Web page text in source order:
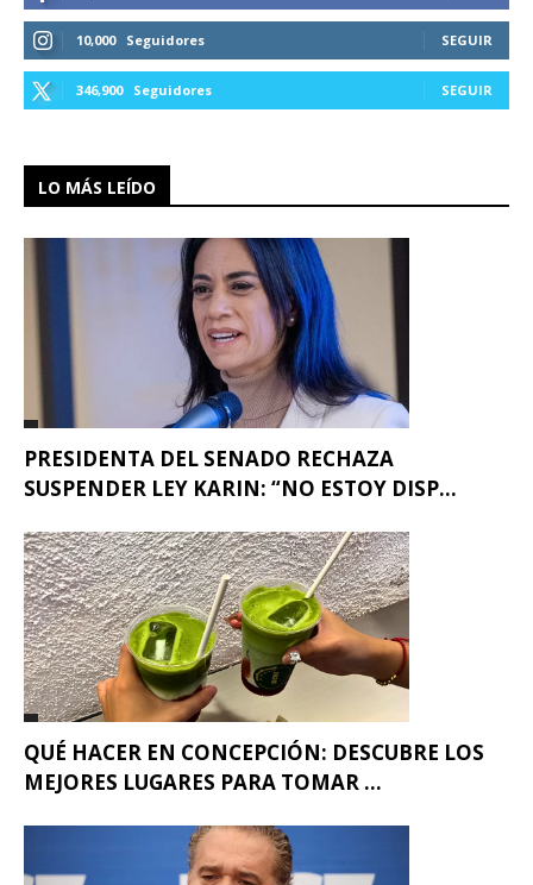
10,000 Seguidores SEGUIR
346,900 Seguidores SEGUIR
LO MÁS LEÍDO
PRESIDENTA DEL SENADO RECHAZA
SUSPENDER LEY KARIN: “NO ESTOY DISP...
QUÉ HACER EN CONCEPCIÓN: DESCUBRE LOS
MEJORES LUGARES PARA TOMAR ...